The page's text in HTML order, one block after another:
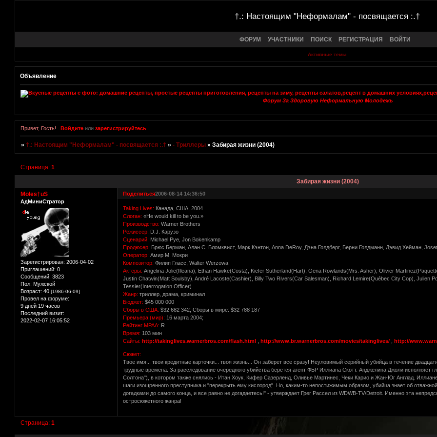
†.: Настоящим "Неформалам" - посвящается :.†
ФОРУМ УЧАСТНИКИ ПОИСК РЕГИСТРАЦИЯ ВОЙТИ
Активные темы
Объявление
Форум За Здоровую Неформальную Молодежь
Привет, Гость! Войдитеили зарегистрируйтесь.
»†.: Настоящим "Неформалам" - посвящается :.† »- Триллеры »Забирая жизни (2004)
Забирая жизни (2004)
Страница:1
Поделиться2006-08-14 14:36:50
Moles†uS
АдМиниСтратор
Зарегистрирован: 2006-04-02
Приглашений: 0
Сообщений: 3823
Пол: Мужской
Возраст: 40 [1986-06-09]
Провел на форуме:
9 дней 19 часов
Последний визит:
2022-02-07 16:05:52
Taking Lives: Канада, США, 2004
Слоган: «He would kill to be you.»
Производство: Warner Brothers
Режисcер: D.J. Карузо
Сценарий: Michael Pye, Jon Bokenkamp
Продюсер: Брюс Берман, Алан С. Бломквист, Марк Кэнтон, Anna DeRoy, Дэна Голдберг, Берни Голдманн, Дэвид Хейман,
Оператор: Амир М. Мокри
Композитор: Филип Гласс, Walter Werzowa
Актеры: Angelina Jolie(Illeana), Ethan Hawke(Costa), Kiefer Sutherland(Hart), Gena Rowlands(Mrs. Asher), Olivier
Justin Chatwin(Matt Soulsby), André Lacoste(Cashier), Billy Two Rivers(Car Salesman), Richard Lemire(Québec City Cop), Julien
Tessier(Interrogation Officer).
Жанр: триллер, драма, криминал
Бюджет: $45 000 000
Сборы в США: $32 682 342; Сборы в мире: $32 788 187
Премьера (мир): 16 марта 2004;
Рейтинг MPAA: R
Время: 103 мин
Сайты: http://takinglives.warnerbros.com/flash.html ,http://www.br.warnerbros.com/movies/takinglives/ ,http://
Сюжет:
Твое имя... твои кредитные карточки... твоя жизнь... Он заберет все сразу! Неуловимый серийный убийца в течение
трудные времена. За расследование очередного убийства берется агент ФБР Иллиана Скотт. Анджелина Джоли
Солтона"), в котором также снялись - Итан Хоук, Кифер Сазерленд, Оливье Мартинес, Чеки Карио и Жан-Юг Англад.
шаги изощренного преступника и "перекрыть ему кислород". Но, каким-то непостижимым образом, убийца знает об
догадками до самого конца, и все равно не догадаетесь!" - утверждает Грег Рассел из WDWB-TV/Detroit. Именно эта
остросюжетного жанра!
Страница:1